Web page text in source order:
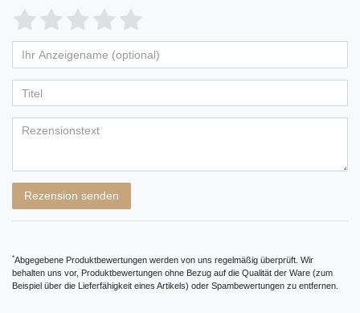
Bewertungssterne
von
5
Bewertungssternen
4
von
5
Bewertungssternen
3
von
5
Bewertungssternen
2
von
5
Bewertungssternen
1
von
5
Bewertungssternen
Anzeigename
(optional)
Rezension senden
*Abgegebene Produktbewertungen werden von uns regelmäßig überprüft. Wir
behalten uns vor, Produktbewertungen ohne Bezug auf die Qualität der Ware (zum
Beispiel über die Lieferfähigkeit eines Artikels) oder Spambewertungen zu entfernen.